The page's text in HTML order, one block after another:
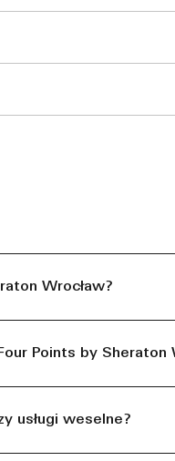
Wrocław?
Points by Sheraton
usługi weselne?